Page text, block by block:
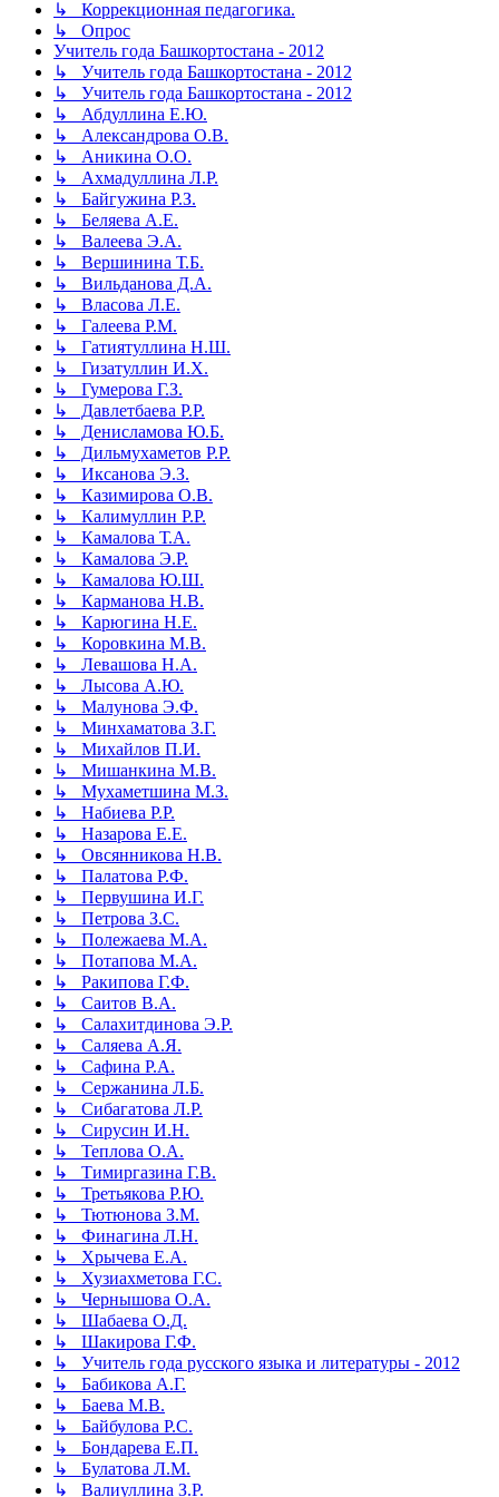
↳ Коррекционная педагогика.
↳ Опрос
Учитель года Башкортостана - 2012
↳ Учитель года Башкортостана - 2012
↳ Учитель года Башкортостана - 2012
↳ Абдуллина Е.Ю.
↳ Александрова О.В.
↳ Аникина О.О.
↳ Ахмадуллина Л.Р.
↳ Байгужина Р.З.
↳ Беляева А.Е.
↳ Валеева Э.А.
↳ Вершинина Т.Б.
↳ Вильданова Д.А.
↳ Власова Л.Е.
↳ Галеева Р.М.
↳ Гатиятуллина Н.Ш.
↳ Гизатуллин И.Х.
↳ Гумерова Г.З.
↳ Давлетбаева Р.Р.
↳ Денисламова Ю.Б.
↳ Дильмухаметов Р.Р.
↳ Иксанова Э.З.
↳ Казимирова О.В.
↳ Калимуллин Р.Р.
↳ Камалова Т.А.
↳ Камалова Э.Р.
↳ Камалова Ю.Ш.
↳ Карманова Н.В.
↳ Карюгина Н.Е.
↳ Коровкина М.В.
↳ Левашова Н.А.
↳ Лысова А.Ю.
↳ Малунова Э.Ф.
↳ Минхаматова З.Г.
↳ Михайлов П.И.
↳ Мишанкина М.В.
↳ Мухаметшина М.З.
↳ Набиева Р.Р.
↳ Назарова Е.Е.
↳ Овсянникова Н.В.
↳ Палатова Р.Ф.
↳ Первушина И.Г.
↳ Петрова З.С.
↳ Полежаева М.А.
↳ Потапова М.А.
↳ Ракипова Г.Ф.
↳ Саитов В.А.
↳ Салахитдинова Э.Р.
↳ Саляева А.Я.
↳ Сафина Р.А.
↳ Сержанина Л.Б.
↳ Сибагатова Л.Р.
↳ Сирусин И.Н.
↳ Теплова О.А.
↳ Тимиргазина Г.В.
↳ Третьякова Р.Ю.
↳ Тютюнова З.М.
↳ Финагина Л.Н.
↳ Хрычева Е.А.
↳ Хузиахметова Г.С.
↳ Чернышова О.А.
↳ Шабаева О.Д.
↳ Шакирова Г.Ф.
↳ Учитель года русского языка и литературы - 2012
↳ Бабикова А.Г.
↳ Баева М.В.
↳ Байбулова Р.С.
↳ Бондарева Е.П.
↳ Булатова Л.М.
↳ Валиуллина З.Р.